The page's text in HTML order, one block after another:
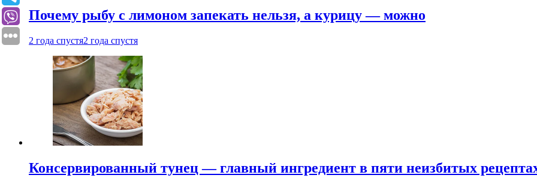
Почему рыбу с лимоном запекать нельзя, а курицу — можно
2 года спустя2 года спустя
Консервированный тунец — главный ингредиент в пяти неизбитых